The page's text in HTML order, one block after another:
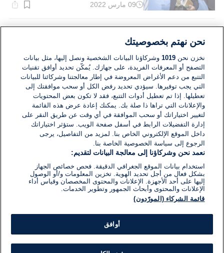
وقت
دقيقة.
09 مارس 2022
ولاية غرب دارفور
وقت
القراءة:
1}
دقيقة.
05 أبريل 2021
نحن نهتم بخصوصيتك
نخزن نحن1019 وشركاؤنا البيانات الشخصية ونصل إليها، مثل بيانات
التصفح أو المعرفات الفريدة، على جهازك. يُمكّن تحديد أوافق تقنيات
التتبع من دعم الأغراض المعروضة في إطار معالجتنا وشركائنا للبيانات
التي يجب توفيرها. سيؤدي تحديد رفض الكل أو سحب موافقتك إلى
تعطيلها. إذا تم تعطيل أدوات التتبع، فقد لا تكون بعض المحتويات
والإعلانات التي تراها ذا صلة بك. يمكنك إعادة عرض هذه القائمة
لتغيير اختياراتك أو سحب الموافقة في أي وقت عن طريق النقر على
إدارة التفضيلات الرابط في أسفل صفحة الويب. ستؤثر اختياراتك
داخل الموقع الإلكتروني الخاص بنا. لمزيد من التفاصيل، يرجى
الرجوع إلى سياسة الخصوصية الخاصة بنا.
نعمد نحن وشركاؤنا إلى معالجة البيانات لتقديم:
استخدام بيانات الموقع الجغرافي الدقيقة. فحص خصائص الجهاز
بشكل فعال من أجل تحديد الهوية. تخزين المعلومات و/أو الوصول
إليها على أحد الأجهزة. الإعلانات والمحتوى المخصصان وقياس أداء
الإعلانات والمحتوى وأبحاث الجمهور وتطوير الخدمات.
قائمة الشركاء (المورّدون)
أوافق